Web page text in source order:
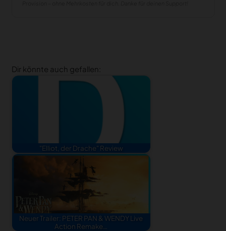
Dir könnte auch gefallen:
"Elliot, der Drache" Review
Neuer Trailer: PETER PAN & WENDY Live
Action Remake…